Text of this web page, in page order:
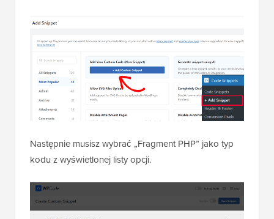
Następnie musisz wybrać „Fragment PHP” jako typ
kodu z wyświetlonej listy opcji.